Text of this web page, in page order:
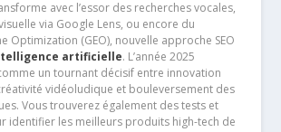
avec l’essor des recherches vocales,
via Google Lens, ou encore du
Optimization (GEO), nouvelle approche SEO
artificielle. L’année 2025
un tournant décisif entre innovation
vidéoludique et bouleversement des
Vous trouverez également des tests et
identifier les meilleurs produits high-tech de